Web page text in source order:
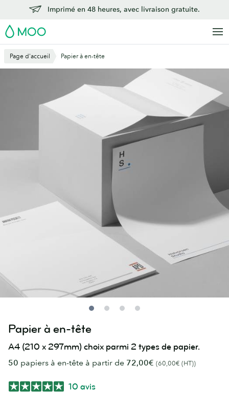
contenu
principal
Imprimé en 48 heures, avec livraison gratuite.
MOO
Page d'accueil Papier à en-tête
Papier à en-tête
A4 (210 x 297mm) choix parmi 2 types de papier.
50 papiers à en-tête à partir de 72,00€ (60,00€ (HT))
10 avis